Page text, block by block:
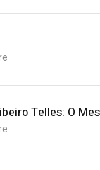
Telles: O